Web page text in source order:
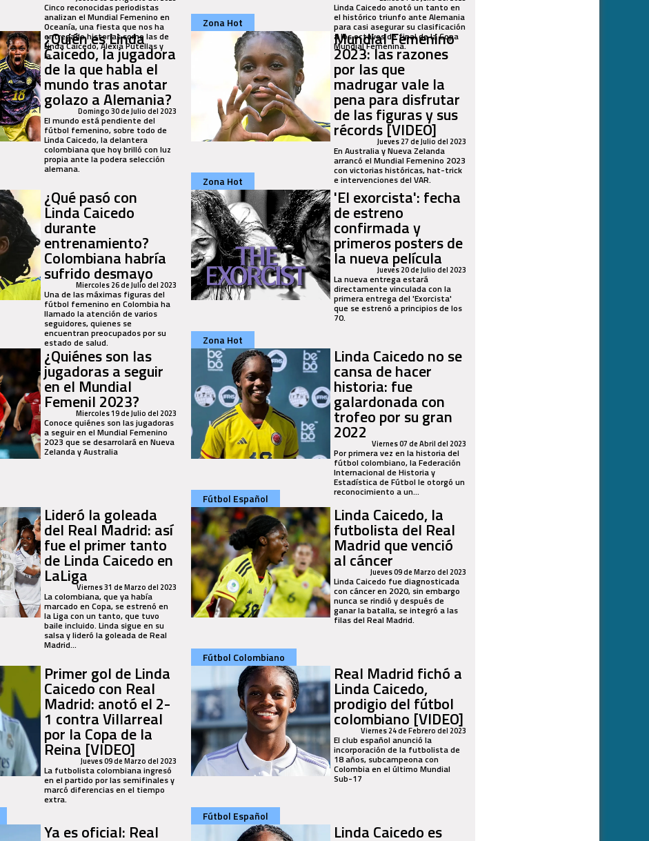
Cinco reconocidas periodistas
analizan el Mundial Femenino en
Oceanía, una fiesta que nos ha
entregado historias como las de
Linda Caicedo, Alexia Putellas y
la...
Linda Caicedo anotó un tanto en
el histórico triunfo ante Alemania
para casi asegurar su clasificación
a los octavos de final de la Copa
Mundial Femenina.
¿Quién es Linda
Caicedo, la jugadora
de la que habla el
mundo tras anotar
golazo a Alemania?
Domingo 30 de Julio del 2023
El mundo está pendiente del
fútbol femenino, sobre todo de
Linda Caicedo, la delantera
colombiana que hoy brilló con luz
propia ante la podera selección
alemana.
Zona Hot
Mundial Femenino
2023: las razones
por las que
madrugar vale la
pena para disfrutar
de las figuras y sus
récords [VIDEO]
Jueves 27 de Julio del 2023
En Australia y Nueva Zelanda
arrancó el Mundial Femenino 2023
con victorias históricas, hat-trick
e intervenciones del VAR.
¿Qué pasó con
Linda Caicedo
durante
entrenamiento?
Colombiana habría
sufrido desmayo
Miercoles 26 de Julio del 2023
Una de las máximas figuras del
fútbol femenino en Colombia ha
llamado la atención de varios
seguidores, quienes se
encuentran preocupados por su
estado de salud.
Zona Hot
'El exorcista': fecha
de estreno
confirmada y
primeros posters de
la nueva película
Jueves 20 de Julio del 2023
La nueva entrega estará
directamente vinculada con la
primera entrega del 'Exorcista'
que se estrenó a principios de los
70.
¿Quiénes son las
jugadoras a seguir
en el Mundial
Femenil 2023?
Miercoles 19 de Julio del 2023
Conoce quiénes son las jugadoras
a seguir en el Mundial Femenino
2023 que se desarrolará en Nueva
Zelanda y Australia
Zona Hot
Linda Caicedo no se
cansa de hacer
historia: fue
galardonada con
trofeo por su gran
2022 Viernes 07 de Abril del 2023
Por primera vez en la historia del
fútbol colombiano, la Federación
Internacional de Historia y
Estadística de Fútbol le otorgó un
reconocimiento a un...
Lideró la goleada
del Real Madrid: así
fue el primer tanto
de Linda Caicedo en
LaLigaViernes 31 de Marzo del 2023
La colombiana, que ya había
marcado en Copa, se estrenó en
la Liga con un tanto, que tuvo
baile incluido. Linda sigue en su
salsa y lideró la goleada de Real
Madrid...
Fútbol Español
Linda Caicedo, la
futbolista del Real
Madrid que venció
al cáncerJueves 09 de Marzo del 2023
Linda Caicedo fue diagnosticada
con cáncer en 2020, sin embargo
nunca se rindió y después de
ganar la batalla, se integró a las
filas del Real Madrid.
Primer gol de Linda
Caicedo con Real
Madrid: anotó el 2-
1 contra Villarreal
por la Copa de la
Reina [VIDEO]
Jueves 09 de Marzo del 2023
La futbolista colombiana ingresó
en el partido por las semifinales y
marcó diferencias en el tiempo
extra.
Fútbol Colombiano
Real Madrid fichó a
Linda Caicedo,
prodigio del fútbol
colombiano [VIDEO]
Viernes 24 de Febrero del 2023
El club español anunció la
incorporación de la futbolista de
18 años, subcampeona con
Colombia en el último Mundial
Sub-17
Ya es oficial: Real
Fútbol Español
Linda Caicedo es